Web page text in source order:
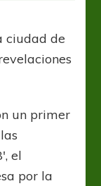
ciudad de
un primer
el
por la